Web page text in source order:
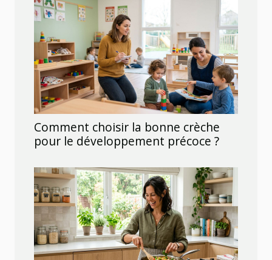
Comment choisir la bonne crèche
pour le développement précoce ?